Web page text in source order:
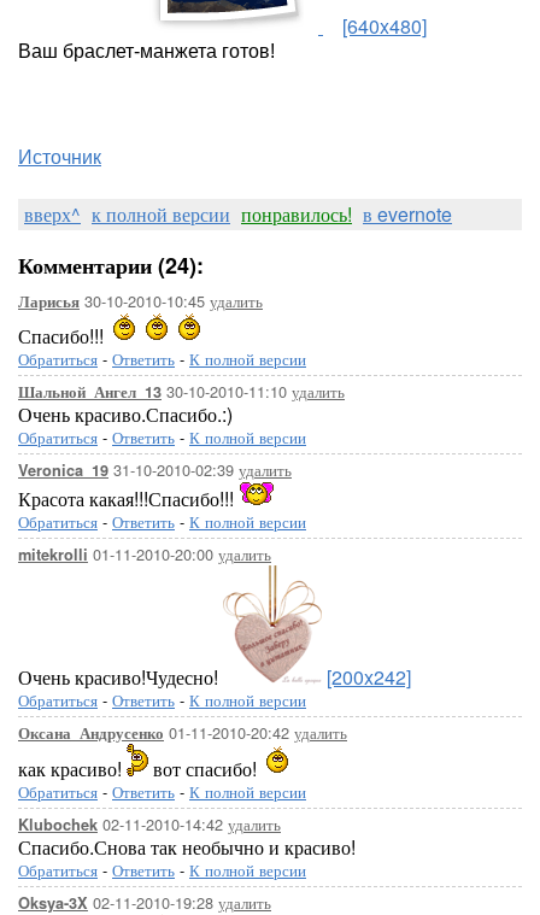
[640x480]
Ваш браслет-манжета готов!
Источник
вверх^ к полной версии понравилось! в evernote
Комментарии (24):
Ларисья 30-10-2010-10:45 удалить
Спасибо!!!
Обратиться - Ответить - К полной версии
Шальной_Ангел_13 30-10-2010-11:10 удалить
Очень красиво.Спасибо.:)
Обратиться - Ответить - К полной версии
Veronica_19 31-10-2010-02:39 удалить
Красота какая!!!Спасибо!!!
Обратиться - Ответить - К полной версии
mitekrolli 01-11-2010-20:00 удалить
Очень красиво!Чудесно! [200x242]
Обратиться - Ответить - К полной версии
Оксана_Андрусенко 01-11-2010-20:42 удалить
как красиво! вот спасибо!
Обратиться - Ответить - К полной версии
Klubochek 02-11-2010-14:42 удалить
Спасибо.Снова так необычно и красиво!
Обратиться - Ответить - К полной версии
Oksya-3X 02-11-2010-19:28 удалить